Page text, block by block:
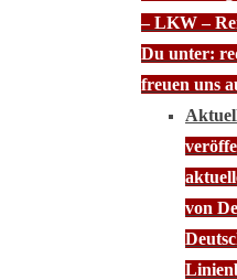
– LKW –
Du unter:
freuen uns
von